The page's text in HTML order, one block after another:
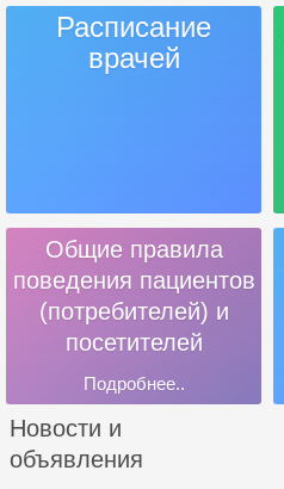
Расписание
врачей
Общие правила
поведения пациентов
(потребителей) и
посетителей
Подробнее..
Новости и
объявления